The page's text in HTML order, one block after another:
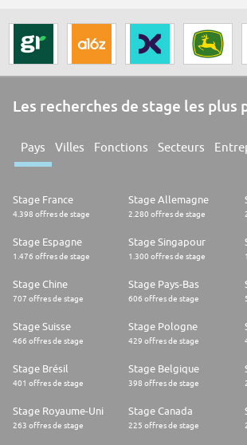
Les recherches de stage les plus
Pays Villes Fonctions Secteurs
Stage France
4.398 offres de stage
Stage Allemagne
2.280 offres de stage
Stage Espagne
1.476 offres de stage
Stage Singapour
1.300 offres de stage
Stage Chine
707 offres de stage
Stage Pays-Bas
606 offres de stage
Stage Suisse
466 offres de stage
Stage Pologne
429 offres de stage
Stage Brésil
401 offres de stage
Stage Belgique
398 offres de stage
Stage Royaume-Uni
263 offres de stage
Stage Canada
225 offres de stage